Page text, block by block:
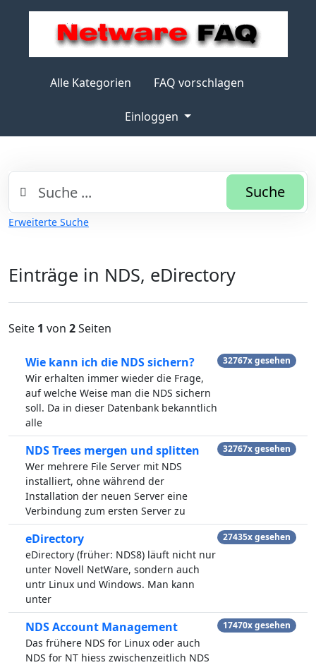
Alle Kategorien FAQ vorschlagen
Einloggen
Suche
Erweiterte Suche
Einträge in NDS, eDirectory
Seite 1 von 2Seiten
Wie kann ich die NDS sichern?
Wir erhalten immer wieder die Frage,
auf welche Weise man die NDS sichern
soll. Da in dieser Datenbank bekanntlich
alle
32767x gesehen
NDS Trees mergen und splitten
Wer mehrere File Server mit NDS
installiert, ohne während der
Installation der neuen Server eine
Verbindung zum ersten Server zu
32767x gesehen
eDirectory
eDirectory (früher: NDS8) läuft nicht nur
unter Novell NetWare, sondern auch
untr Linux und Windows. Man kann
unter
27435x gesehen
NDS Account Management
Das frühere NDS for Linux oder auch
NDS for NT hiess zwischenzeitlich NDS
17470x gesehen